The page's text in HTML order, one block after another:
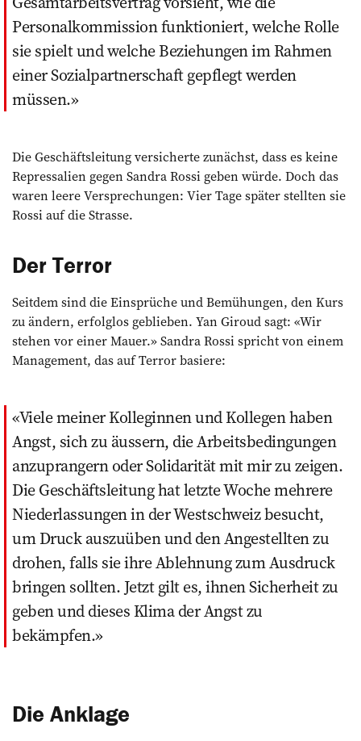
Personalkommission funktioniert, welche Rolle
sie spielt und welche Beziehungen im Rahmen
einer Sozialpartnerschaft gepflegt werden
müssen.
Die Geschäftsleitung versicherte zunächst, dass es keine
Repressalien gegen Sandra Rossi geben würde. Doch das
waren leere Versprechungen: Vier Tage später stellten sie
Rossi auf die Strasse.
Der Terror
Seitdem sind die Einsprüche und Bemühungen, den Kurs
zu ändern, erfolglos geblieben. Yan Giroud sagt: «Wir
stehen vor einer Mauer.» Sandra Rossi spricht von einem
Management, das auf Terror basiere:
Viele meiner Kolleginnen und Kollegen haben
Angst, sich zu äussern, die Arbeitsbedingungen
anzuprangern oder Solidarität mit mir zu zeigen.
Die Geschäftsleitung hat letzte Woche mehrere
Niederlassungen in der Westschweiz besucht,
um Druck auszuüben und den Angestellten zu
drohen, falls sie ihre Ablehnung zum Ausdruck
bringen sollten. Jetzt gilt es, ihnen Sicherheit zu
geben und dieses Klima der Angst zu
bekämpfen.
Die Anklage